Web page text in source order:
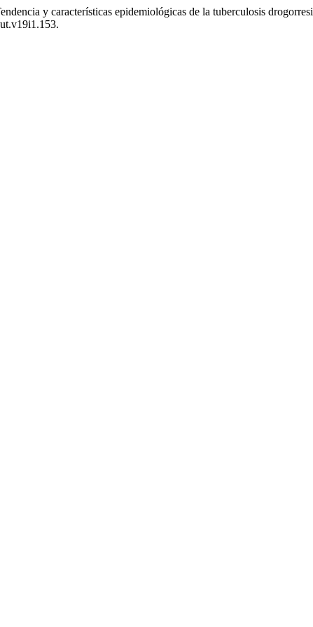
y características epidemiológicas de la tuberculosis